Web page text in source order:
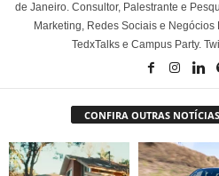
de Janeiro. Consultor, Palestrante e
Marketing, Redes Sociais e Negócios
TedxTalks e Campus Party.
CONFIRA OUTRAS NOTÍCIAS